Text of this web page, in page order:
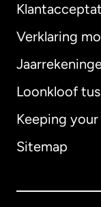
Verklaring
Loonkloof
Keeping
Sitemap